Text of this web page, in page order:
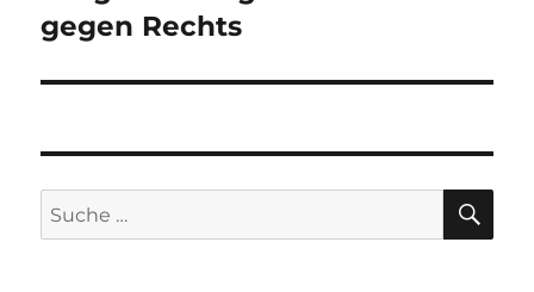
Beitrag:
gegen Rechts
Suche
nach: